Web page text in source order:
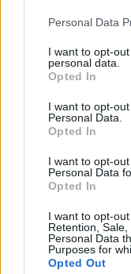
Personal Data
I want to opt-
personal data.
Opted In
I want to opt-
Personal Data.
Opted In
I want to opt-
Personal Data
Opted In
I want to opt-
Retention,
Personal Data
Purposes for
Opted Out
Και νέες
ΝΕΑ
31.07.2018 - 18:58
ΔΙΑΒΆΣΤΕ